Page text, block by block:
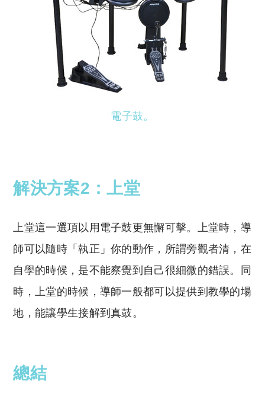
電子鼓。
解決方案2：上堂
上堂這一選項以用電子鼓更無懈可擊。上堂時，導
師可以隨時「執正」你的動作，所謂旁觀者清，在
自學的時候，是不能察覺到自己很細微的錯誤。同
時，上堂的時候，導師一般都可以提供到教學的場
地，能讓學生接解到真鼓。
總結